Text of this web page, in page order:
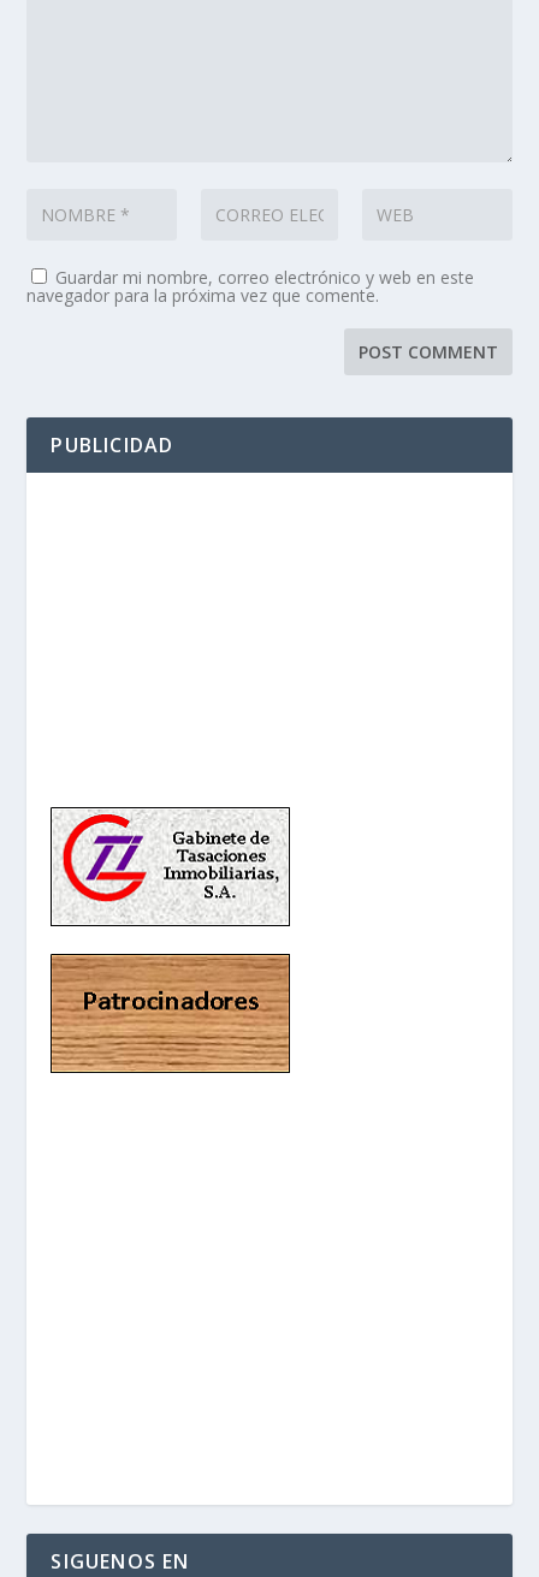
Guardar mi nombre, correo electrónico y web en este
navegador para la próxima vez que comente.
PUBLICIDAD
SIGUENOS EN